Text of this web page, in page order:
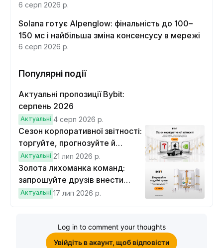
функцій
6 серп 2026 р.
Solana готує Alpenglow: фінальність до 100–
150 мс і найбільша зміна консенсусу в мережі
6 серп 2026 р.
Популярні події
Актуальні пропозиції Bybit:
серпень 2026
Актуальні 4 серп 2026 р.
Сезон корпоративної звітності:
торгуйте, прогнозуйте й
вигравайте Cybertruck
Актуальні 21 лип 2026 р.
Золота лихоманка команд:
запрошуйте друзів внести
депозит на $100 і торгувати на
Актуальні 17 лип 2026 р.
Log in to comment your thoughts
Увійдіть в акаунт, щоб відповісти